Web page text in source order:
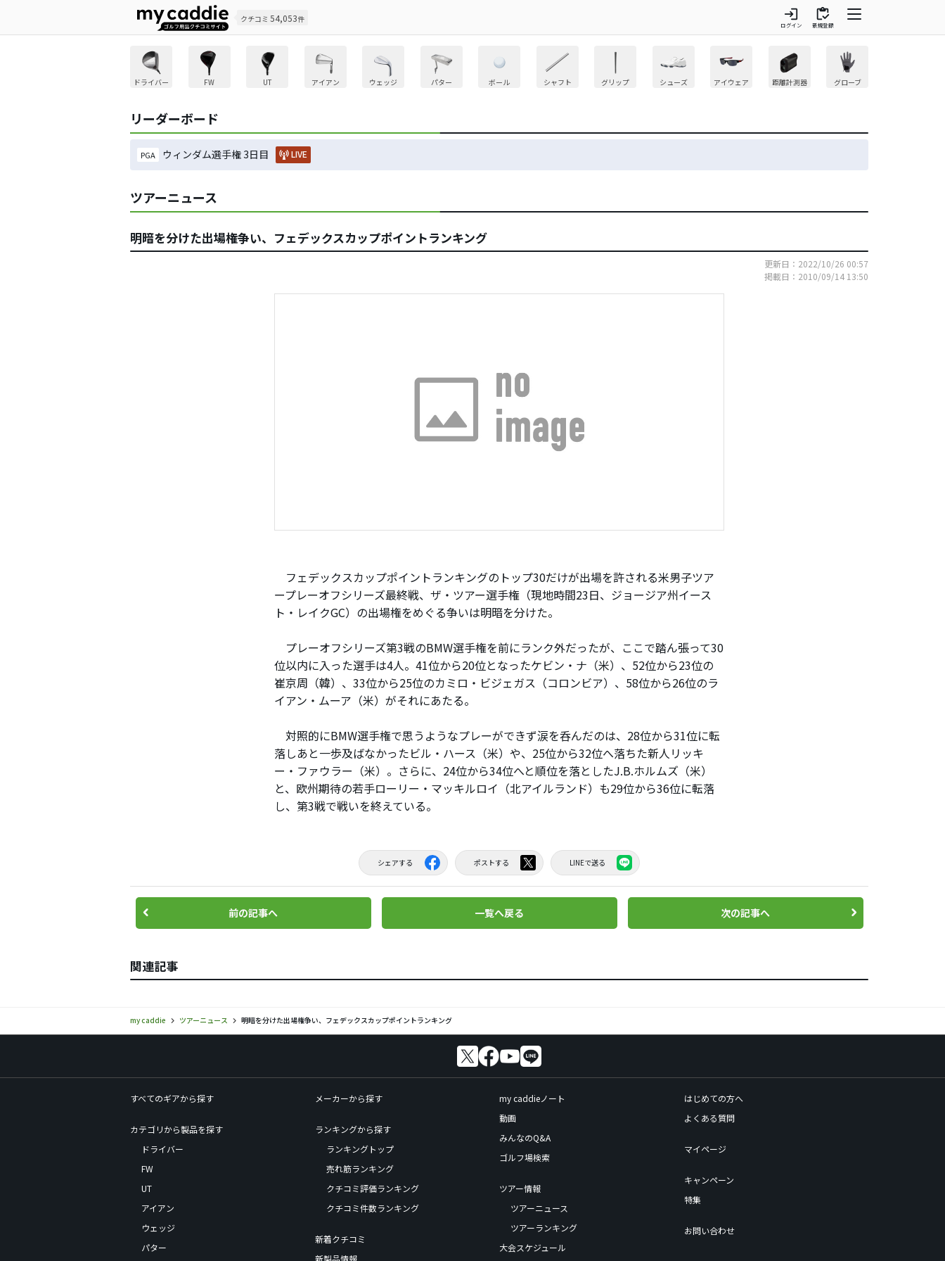
クチコミ 54,053件 login
ログイン
inventory
新規登録
ドライバー FW UT アイアン ウェッジ パター ボール シャフト グリップ シューズ アイウェア 距離計測器 グローブ
リーダーボード
PGA ウィンダム選手権 3日目 LIVE
ツアーニュース
明暗を分けた出場権争い、フェデックスカップポイントランキング
更新日：2022/10/26 00:57
掲載日：2010/09/14 13:50
フェデックスカップポイントランキングのトップ30だけが出場を許される米男子ツア
ープレーオフシリーズ最終戦、ザ・ツアー選手権（現地時間23日、ジョージア州イース
ト・レイクGC）の出場権をめぐる争いは明暗を分けた。
プレーオフシリーズ第3戦のBMW選手権を前にランク外だったが、ここで踏ん張って30
位以内に入った選手は4人。41位から20位となったケビン・ナ（米）、52位から23位の
崔京周（韓）、33位から25位のカミロ・ビジェガス（コロンビア）、58位から26位のラ
イアン・ムーア（米）がそれにあたる。
対照的にBMW選手権で思うようなプレーができず涙を呑んだのは、28位から31位に転
落しあと一歩及ばなかったビル・ハース（米）や、25位から32位へ落ちた新人リッキ
ー・ファウラー（米）。さらに、24位から34位へと順位を落としたJ.B.ホルムズ（米）
と、欧州期待の若手ローリー・マッキルロイ（北アイルランド）も29位から36位に転落
し、第3戦で戦いを終えている。
シェアする ポストする LINEで送る
前の記事へ 一覧へ戻る 次の記事へ
関連記事
my caddie ツアーニュース 明暗を分けた出場権争い、フェデックスカップポイントランキング
すべてのギアから探す
カテゴリから製品を探す
ドライバー
FW
UT
アイアン
ウェッジ
パター
メーカーから探す
ランキングから探す
ランキングトップ
売れ筋ランキング
クチコミ評価ランキング
クチコミ件数ランキング
新着クチコミ
新製品情報
my caddieノート
動画
みんなのQ&A
ゴルフ場検索
ツアー情報
ツアーニュース
ツアーランキング
大会スケジュール
はじめての方へ
よくある質問
マイページ
キャンペーン
特集
お問い合わせ